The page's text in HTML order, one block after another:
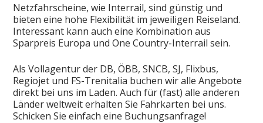
Netzfahrscheine, wie Interrail, sind günstig und
bieten eine hohe Flexibilität im jeweiligen Reiseland.
Interessant kann auch eine Kombination aus
Sparpreis Europa und One Country-Interrail sein.
Als Vollagentur der DB, ÖBB, SNCB, SJ, Flixbus,
Regiojet und FS-Trenitalia buchen wir alle Angebote
direkt bei uns im Laden. Auch für (fast) alle anderen
Länder weltweit erhalten Sie Fahrkarten bei uns.
Schicken Sie einfach eine Buchungsanfrage!